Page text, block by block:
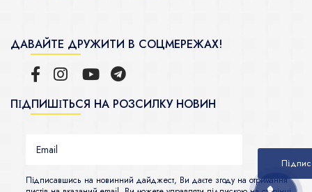
ДАВАЙТЕ ДРУЖИТИ В СОЦМЕРЕЖАХ!
ПІДПИШІТЬСЯ НА РОЗСИЛКУ НОВИН
Підписавшись на новинний дайджест, Ви даєте згоду на отримання